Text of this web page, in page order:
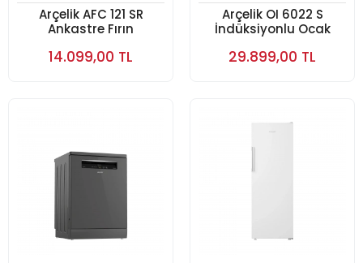
Arçelik AFC 121 SR
Ankastre Fırın
14.099,00 TL
Arçelik OI 6022 S
İndüksiyonlu Ocak
29.899,00 TL